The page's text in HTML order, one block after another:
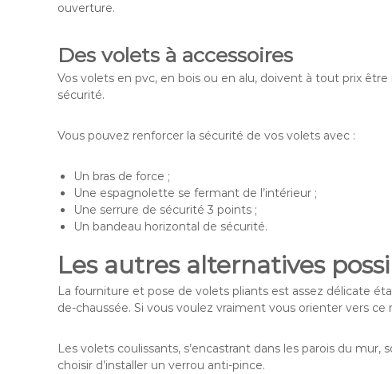
ouverture.
Des volets à accessoires
Vos volets en pvc, en bois ou en alu, doivent à tout prix
sécurité.
Vous pouvez renforcer la sécurité de vos volets avec :
Un bras de force ;
Une espagnolette se fermant de l’intérieur ;
Une serrure de sécurité 3 points ;
Un bandeau horizontal de sécurité.
Les autres alternatives
La fourniture et pose de volets pliants est assez délicate
de-chaussée. Si vous voulez vraiment vous orienter vers
Les volets coulissants, s’encastrant dans les parois du
choisir d’installer un verrou anti-pince.